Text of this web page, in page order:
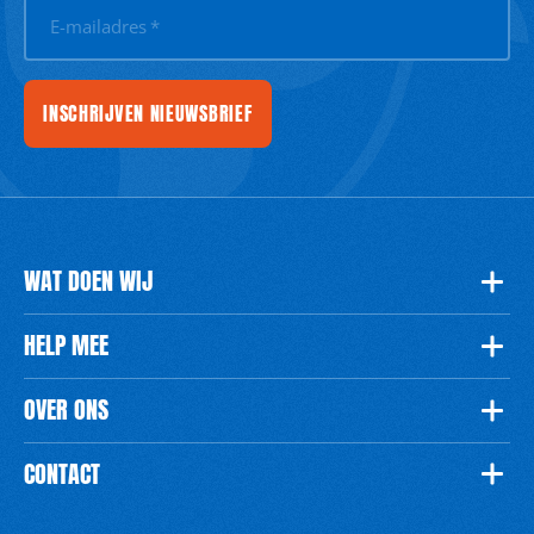
E-mailadres *
INSCHRIJVEN NIEUWSBRIEF
WAT DOEN WIJ
HELP MEE
OVER ONS
CONTACT